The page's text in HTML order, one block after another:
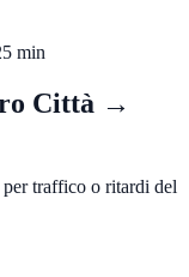
min
Città →
traffico o ritardi del